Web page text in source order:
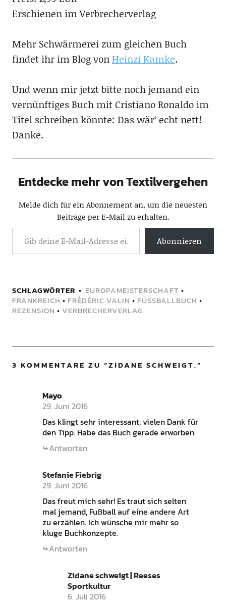
Erschienen im Verbrecherverlag
Mehr Schwärmerei zum gleichen Buch
findet ihr im Blog vonHeinzi Kamke.
Und wenn mir jetzt bitte noch jemand ein
vernünftiges Buch mit Cristiano Ronaldo im
Titel schreiben könnte: Das wär‘ echt nett!
Danke.
Entdecke mehr von Textilvergehen
Melde dich für ein Abonnement an, um die neuesten
Beiträge per E-Mail zu erhalten.
Abonnieren
SCHLAGWÖRTER EUROPAMEISTERSCHAFT •
FRANKREICH • FRÉDÉRIC VALIN • FUSSBALLBUCH
•
REZENSION • VERBRECHERVERLAG
3 KOMMENTARE ZU “ZIDANE SCHWEIGT.”
Mayo
29. Juni 2016
Das klingt sehr interessant, vielen Dank für
den Tipp. Habe das Buch gerade erworben.
Antworten
Stefanie Fiebrig
29. Juni 2016
Das freut mich sehr! Es traut sich selten
mal jemand, Fußball auf eine andere Art
zu erzählen. Ich wünsche mir mehr so
kluge Buchkonzepte.
Antworten
Zidane schweigt | Reeses
Sportkultur
6. Juli 2016